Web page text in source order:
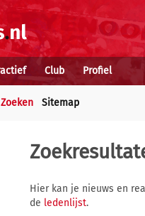
Club Profiel
Zoeken Sitemap
Hier kan je nieuws en
de ledenlijst.